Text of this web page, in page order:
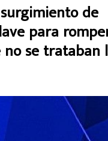
de
para
se trataban